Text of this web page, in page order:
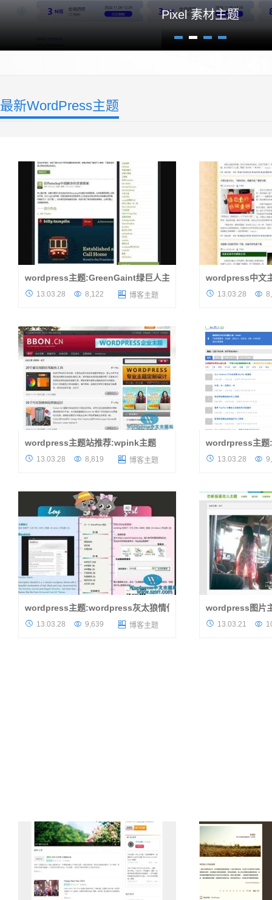
Pixel 素材主题
最新WordPress主题
Green Gaint绿巨人主题从直观的角度看像一
主题，看上去有国外主题的风格...
wordpress主题:GreenGaint绿巨人主题
 13.03.28  8,122  博客主题
最近发布了几款优
不用多少，红色大
wordpress中文
 13.03.28 
wordpress主题站带来一款经典的wordpress
漂亮的主题，首先感谢作者的免...
wordpress主题站推荐:wpink主题
 13.03.28  8,819  博客主题
主题介绍 芒果主题
mangguo主题
wordrpress主题
 13.03.28 
主题介绍 wordpress主题站分享一个
wordpress主题:wordpress灰太狼情侣主题
 13.03.28  9,639  博客主题
受“17neihan"的托
wordpress图片
 13.03.21 